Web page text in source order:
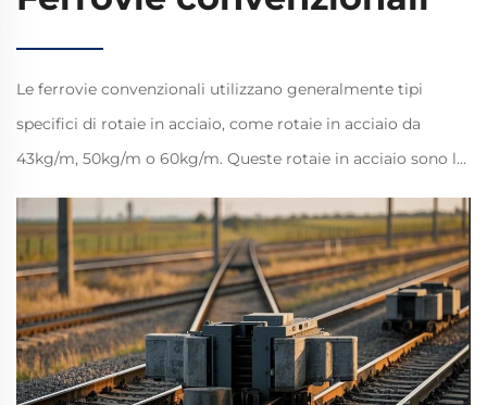
Le ferrovie convenzionali utilizzano generalmente tipi
specifici di rotaie in acciaio, come rotaie in acciaio da
43kg/m, 50kg/m o 60kg/m. Queste rotaie in acciaio sono la
base per l'operazione dei treni, sopportando direttamente la
pressione e l'attrito delle ruote. I sistemi di fissaggio
elastici...